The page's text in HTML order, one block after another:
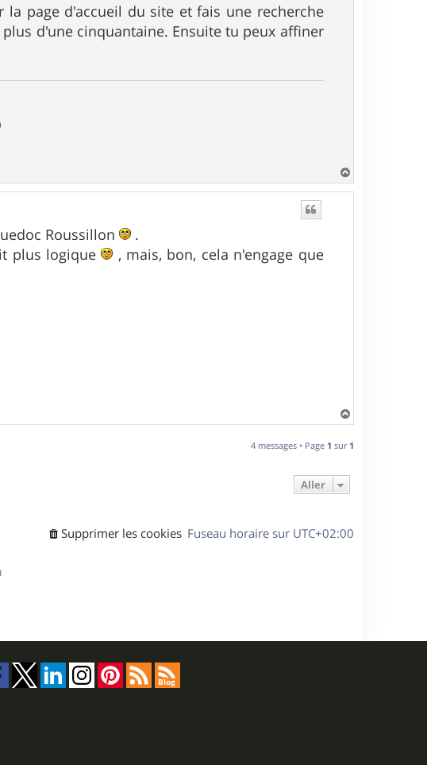
page d'accueil du site et fais une recherche
d'une cinquantaine. Ensuite tu peux affiner
a
Roussillon
.
plus logique
, mais, bon, cela n'engage que
a
t
4 messages • Page 1 sur 1
Aller
Fuseau horaire sur UTC+02:00
Supprimer les cookies